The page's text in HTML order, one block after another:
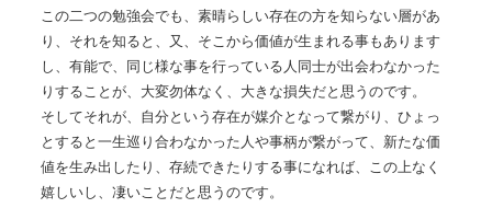
この二つの勉強会でも、素晴らしい存在の方を知らない層があ
り、それを知ると、又、そこから価値が生まれる事もあります
し、有能で、同じ様な事を行っている人同士が出会わなかった
りすることが、大変勿体なく、大きな損失だと思うのです。
そしてそれが、自分という存在が媒介となって繋がり、ひょっ
とすると一生巡り合わなかった人や事柄が繋がって、新たな価
値を生み出したり、存続できたりする事になれば、この上なく
嬉しいし、凄いことだと思うのです。